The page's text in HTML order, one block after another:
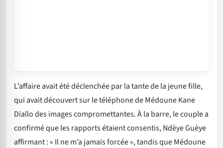
L’affaire avait été déclenchée par la tante de la jeune fille,
qui avait découvert sur le téléphone de Médoune Kane
Diallo des images compromettantes. À la barre, le couple a
confirmé que les rapports étaient consentis, Ndèye Guèye
affirmant : « Il ne m’a jamais forcée », tandis que Médoune